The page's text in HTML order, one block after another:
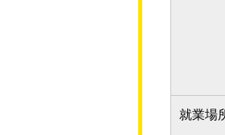
就業場